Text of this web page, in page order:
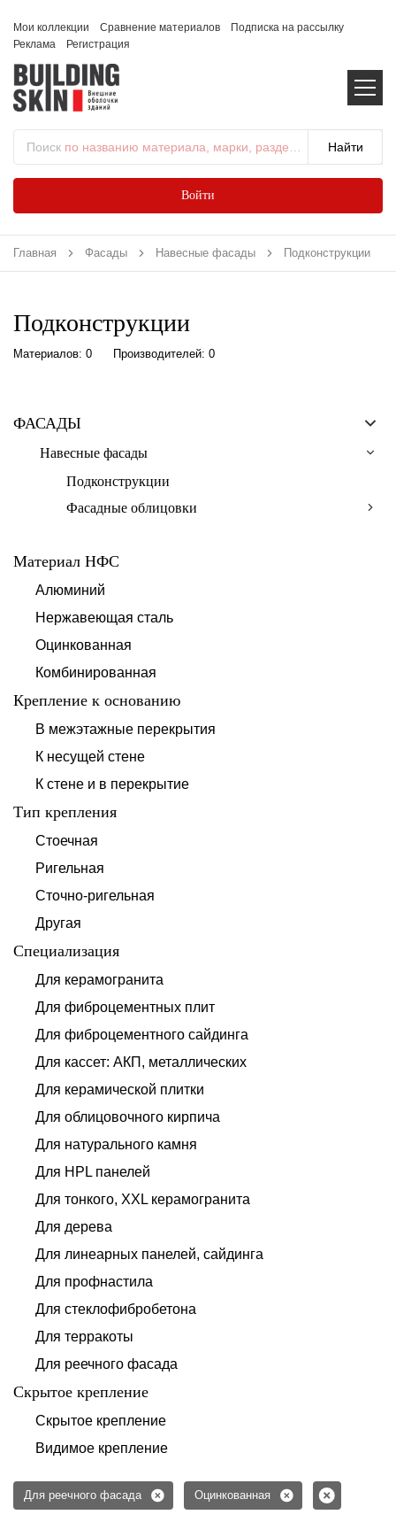
Мои коллекции Сравнение материалов
Подписка на рассылку
Реклама
Регистрация
Поиск по названию материала, марки, раздела...
Войти
Главная Фасады Навесные фасады Подконструкции
Подконструкции
Материалов: 0 Производителей: 0
ФАСАДЫ
Навесные фасады
Подконструкции
Фасадные облицовки
Материал НФС
Алюминий
Нержавеющая сталь
Оцинкованная
Комбинированная
Крепление к основанию
В межэтажные перекрытия
К несущей стене
К стене и в перекрытие
Тип крепления
Стоечная
Ригельная
Сточно-ригельная
Другая
Специализация
Для керамогранита
Для фиброцементных плит
Для фиброцементного сайдинга
Для кассет: АКП, металлических
Для керамической плитки
Для облицовочного кирпича
Для натурального камня
Для HPL панелей
Для тонкого, XXL керамогранита
Для дерева
Для линеарных панелей, сайдинга
Для профнастила
Для стеклофибробетона
Для терракоты
Для реечного фасада
Скрытое крепление
Скрытое крепление
Видимое крепление
Для реечного фасада Оцинкованная